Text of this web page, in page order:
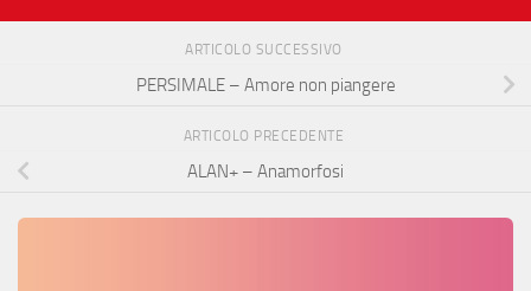
ARTICOLO SUCCESSIVO
PERSIMALE – Amore non piangere
ARTICOLO PRECEDENTE
ALAN+ – Anamorfosi